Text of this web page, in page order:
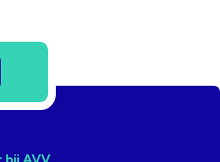
bij AVV